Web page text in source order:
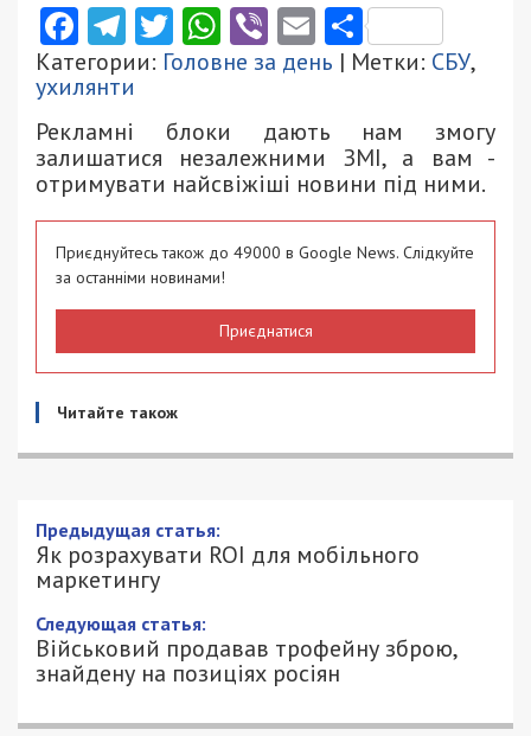
Facebook
Telegram
Twitter
WhatsApp
ViberEmail
Категории: Головне за день | Метки: СБУ,
ухилянти
Рекламні блоки дають нам змогу
залишатися незалежними ЗМІ, а вам -
отримувати найсвіжіші новини під ними.
Приєднуйтесь також до 49000 в Google News. Слідкуйте
за останніми новинами!
Приєднатися
Читайте також
Предыдущая статья:
Як розрахувати ROI для мобільного
маркетингу
Следующая статья:
Військовий продавав трофейну зброю,
знайдену на позиціях росіян